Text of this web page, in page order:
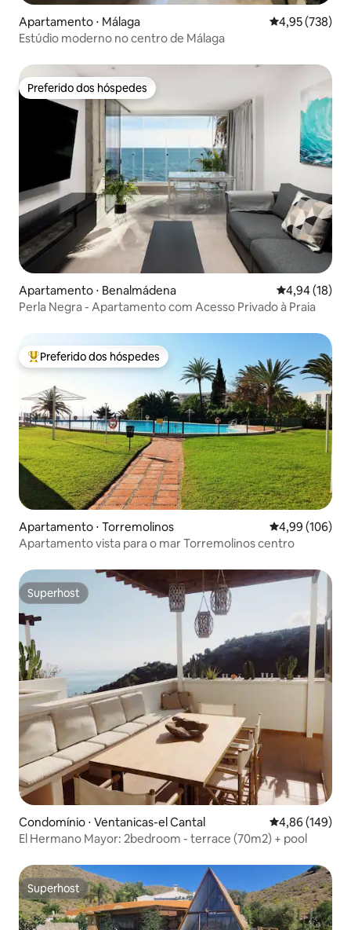
Apartamento ⋅ Málaga 4,95 de uma
4,95 (738)
Estúdio moderno no centro de Málaga
Preferido dos hóspedes
Preferido dos hóspedes
Apartamento ⋅ Benalmádena 4,94 de uma
4,94 (18)
Perla Negra - Apartamento com Acesso Privado à Praia
Entre os melhores preferidos dos hóspedes
Preferido dos hóspedes
Apartamento ⋅ Torremolinos 4,99 de uma
4,99 (106)
Apartamento vista para o mar Torremolinos centro
Superhost
Superhost
Condomínio ⋅ Ventanicas-el Cantal 4,86 de uma
4,86 (149)
El Hermano Mayor: 2bedroom - terrace (70m2) + pool
Superhost
Superhost